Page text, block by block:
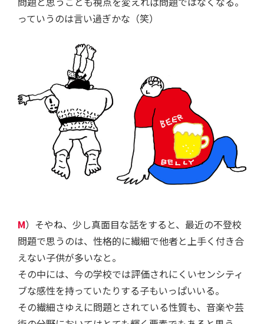
っていうのは言い過ぎかな（笑）
M）そやね、少し真面目な話をすると、最近の不登校
問題で思うのは、性格的に繊細で他者と上手く付き合
えない子供が多いなと。
その中には、今の学校では評価されにくいセンシティ
ブな感性を持っていたりする子もいっぱいいる。
その繊細さゆえに問題とされている性質も、音楽や芸